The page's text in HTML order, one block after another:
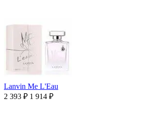
Lanvin Me L'Eau
2 393 ₽ 1 914 ₽